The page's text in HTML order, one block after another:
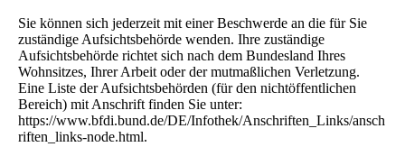
Sie können sich jederzeit mit einer Beschwerde an die für Sie
zuständige Aufsichtsbehörde wenden. Ihre zuständige
Aufsichtsbehörde richtet sich nach dem Bundesland Ihres
Wohnsitzes, Ihrer Arbeit oder der mutmaßlichen Verletzung.
Eine Liste der Aufsichtsbehörden (für den nichtöffentlichen
Bereich) mit Anschrift finden Sie unter:
https://www.bfdi.bund.de/DE/Infothek/Anschriften_Links/ansch
riften_links-node.html.